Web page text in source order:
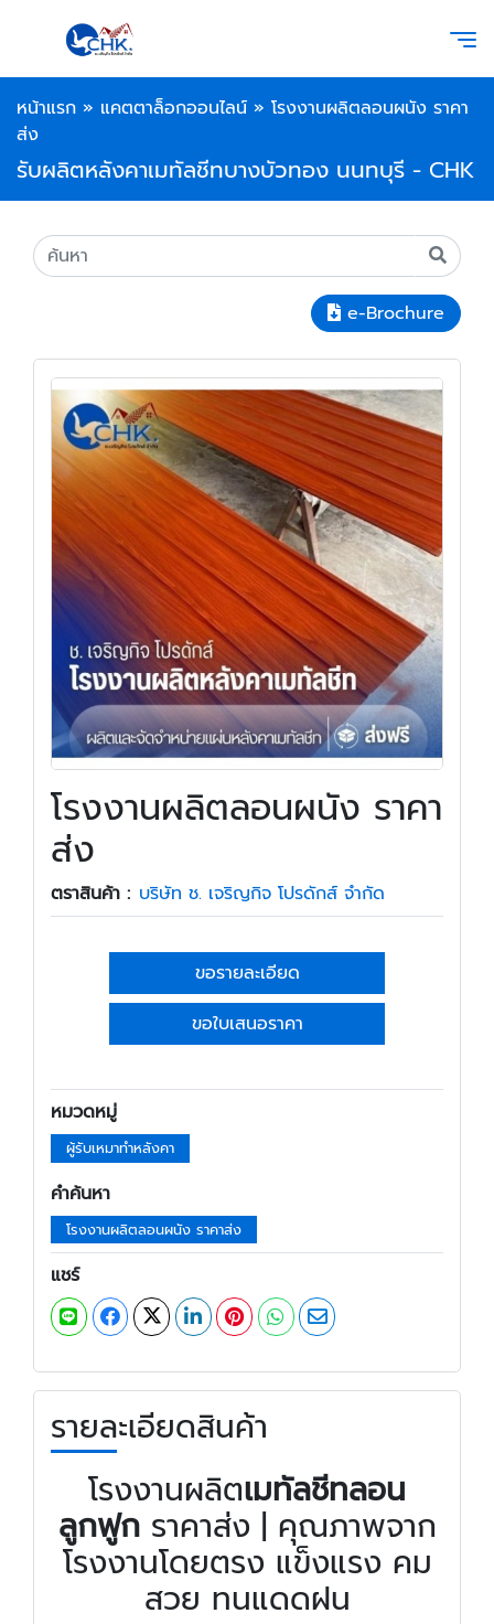
หน้าแรก » แคตตาล็อกออนไลน์ » โรงงานผลิตลอนผนัง ราคา
ส่ง
รับผลิตหลังคาเมทัลชีทบางบัวทอง นนทบุรี - CHK
e-Brochure
โรงงานผลิตลอนผนัง ราคา
ส่ง
ตราสินค้า : บริษัท ช. เจริญกิจ โปรดักส์ จำกัด
ขอรายละเอียด
ขอใบเสนอราคา
หมวดหมู่
ผู้รับเหมาทำหลังคา
คำค้นหา
โรงงานผลิตลอนผนัง ราคาส่ง
แชร์
รายละเอียดสินค้า
โรงงานผลิตเมทัลชีทลอน
ลูกฟูก ราคาส่ง | คุณภาพจาก
โรงงานโดยตรง แข็งแรง คม
สวย ทนแดดฝน